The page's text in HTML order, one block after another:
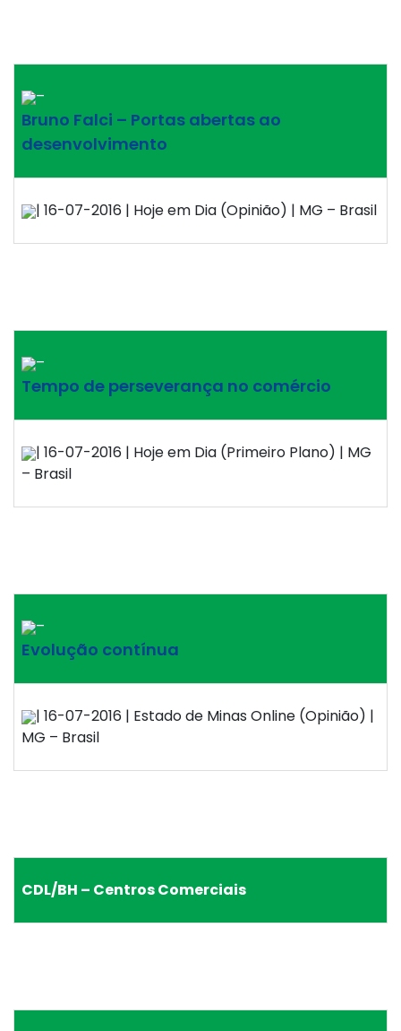
–
Bruno Falci – Portas abertas ao
desenvolvimento
| 16-07-2016 | Hoje em Dia (Opinião) | MG – Brasil
–
Tempo de perseverança no comércio
| 16-07-2016 | Hoje em Dia (Primeiro Plano) | MG
– Brasil
–
Evolução contínua
| 16-07-2016 | Estado de Minas Online (Opinião) |
MG – Brasil
CDL/BH – Centros Comerciais